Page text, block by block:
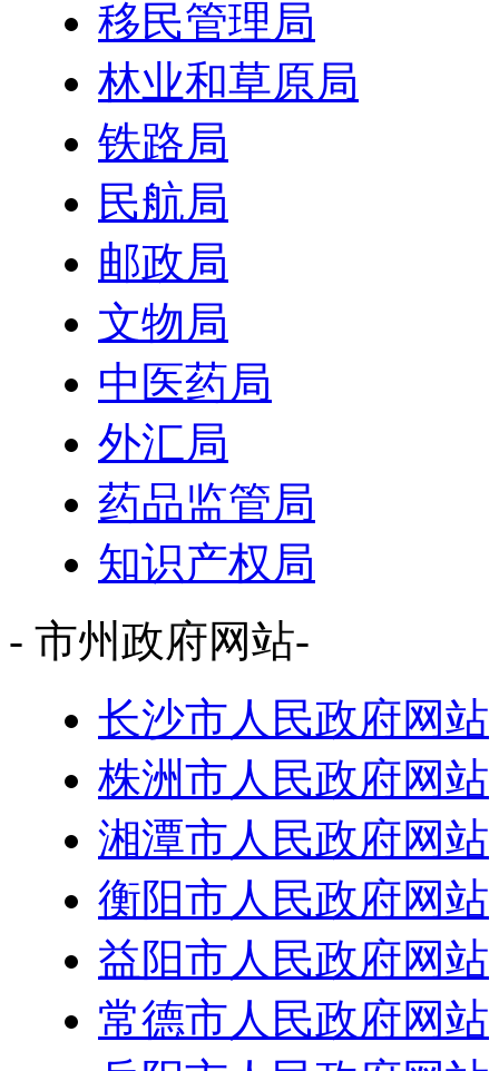
移民管理局
林业和草原局
铁路局
民航局
邮政局
文物局
中医药局
外汇局
药品监管局
知识产权局
- 市州政府网站-
长沙市人民政府网站
株洲市人民政府网站
湘潭市人民政府网站
衡阳市人民政府网站
益阳市人民政府网站
常德市人民政府网站